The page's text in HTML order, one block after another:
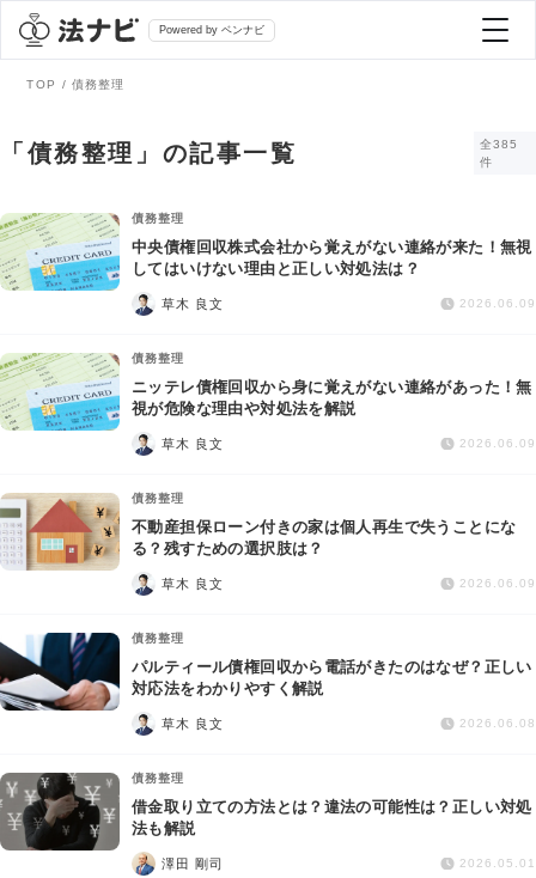
Powered by ベンナビ
全て
法律相談
債務整理
交通事故
労働問題
債権回収
IT・ネット
資金調達
弁護士を探す
おすすめ弁護士診断
AI Search Premium
掲載をご検討の弁護士の方へ
TOP 債務整理
「債務整理」の記事一覧
全385
件
債務整理
中央債権回収株式会社から覚えがない連絡が来た！無視
してはいけない理由と正しい対処法は？
草木 良文 2026.06.09
債務整理
ニッテレ債権回収から身に覚えがない連絡があった！無
視が危険な理由や対処法を解説
草木 良文 2026.06.09
債務整理
不動産担保ローン付きの家は個人再生で失うことにな
る？残すための選択肢は？
草木 良文 2026.06.09
債務整理
パルティール債権回収から電話がきたのはなぜ？正しい
対応法をわかりやすく解説
草木 良文 2026.06.08
債務整理
借金取り立ての方法とは？違法の可能性は？正しい対処
法も解説
澤田 剛司 2026.05.01